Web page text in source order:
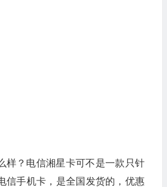
样？电信湘星卡可不是一款只针
信手机卡，是全国发货的，优惠